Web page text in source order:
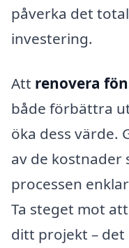
påverka det
investering.
Att renovera
både förbättra
öka dess värde.
av de kostnader
processen
Ta steget mot
ditt projekt –